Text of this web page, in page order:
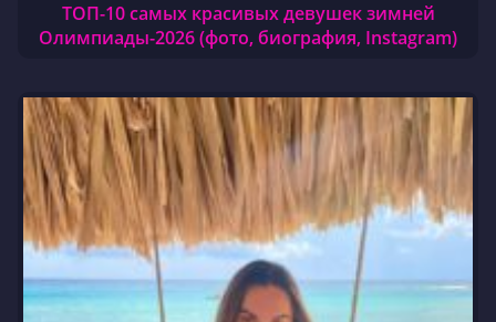
ТОП-10 самых красивых девушек зимней
Олимпиады-2026 (фото, биография, Instagram)